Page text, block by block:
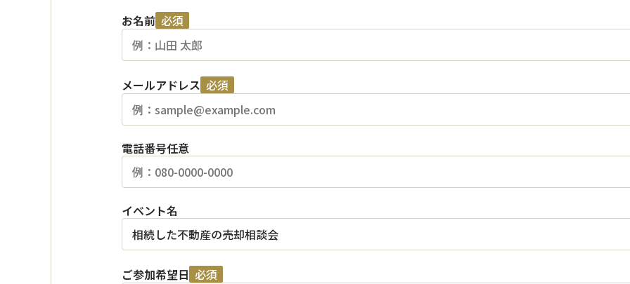
お名前 必須
メールアドレス 必須
電話番号任意
イベント名
ご参加希望日 必須